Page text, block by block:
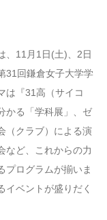
、11月1日(土)、2日
31回鎌倉女子大学学
は『31高（サイコ
かる「学科展」、ゼ
（クラブ）による演
など、これからの力
プログラムが揃いま
イベントが盛りだく